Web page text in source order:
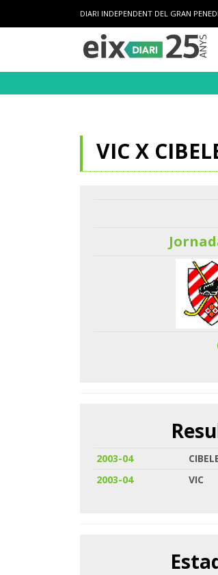
DIARI INDEPENDENT DEL GRAN
VIC X
2003-04
2003-04
VIC